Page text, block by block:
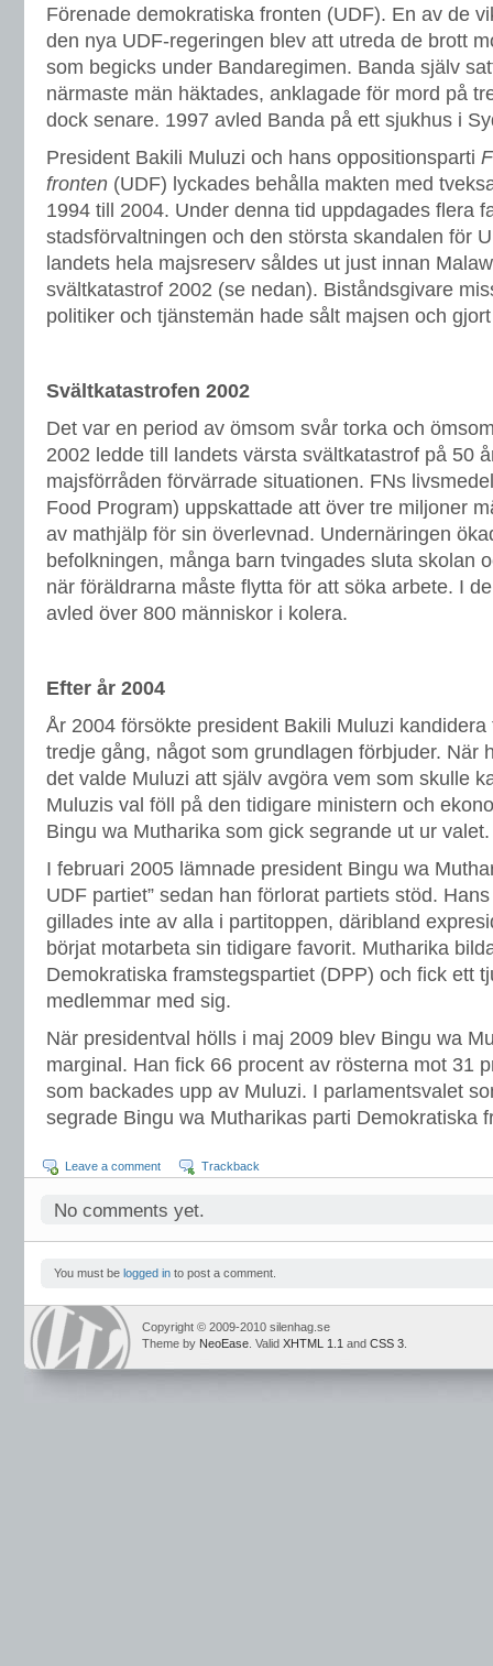
Förenade demokratiska fronten (UDF). En av de
den nya UDF-regeringen blev att utreda de brott
som begicks under Bandaregimen. Banda själv
närmaste män häktades, anklagade för mord på
dock senare. 1997 avled Banda på ett sjukhus i
President Bakili Muluzi och hans oppositionsparti
fronten (UDF) lyckades behålla makten med
1994 till 2004. Under denna tid uppdagades flera
stadsförvaltningen och den största skandalen för
landets hela majsreserv såldes ut just innan
svältkatastrof 2002 (se nedan). Biståndsgivare
politiker och tjänstemän hade sålt majsen och
Svältkatastrofen 2002
Det var en period av ömsom svår torka och
2002 ledde till landets värsta svältkatastrof på 50
majsförråden förvärrade situationen. FNs
Food Program) uppskattade att över tre miljoner
av mathjälp för sin överlevnad. Undernäringen
befolkningen, många barn tvingades sluta skolan
när föräldrarna måste flytta för att söka arbete. I
avled över 800 människor i kolera.
Efter år 2004
År 2004 försökte president Bakili Muluzi kandidera
tredje gång, något som grundlagen förbjuder. När
det valde Muluzi att själv avgöra vem som skulle
Muluzis val föll på den tidigare ministern och
Bingu wa Mutharika som gick segrande ut ur valet.
I februari 2005 lämnade president Bingu wa
UDF partiet” sedan han förlorat partiets stöd.
gillades inte av alla i partitoppen, däribland
börjat motarbeta sin tidigare favorit. Mutharika
Demokratiska framstegspartiet (DPP) och fick ett
medlemmar med sig.
När presidentval hölls i maj 2009 blev Bingu wa
marginal. Han fick 66 procent av rösterna mot 31
som backades upp av Muluzi. I parlamentsvalet
segrade Bingu wa Mutharikas parti Demokratiska
Leave a comment Trackback
No comments yet.
You must be logged in to post a comment.
Copyright © 2009-2010 silenhag.se
Theme by NeoEase . Valid XHTML 1.1 and CSS 3